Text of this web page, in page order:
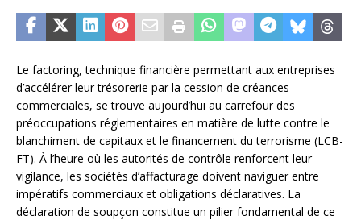
Le factoring, technique financière permettant aux entreprises
d’accélérer leur trésorerie par la cession de créances
commerciales, se trouve aujourd’hui au carrefour des
préoccupations réglementaires en matière de lutte contre le
blanchiment de capitaux et le financement du terrorisme (LCB-
FT). À l’heure où les autorités de contrôle renforcent leur
vigilance, les sociétés d’affacturage doivent naviguer entre
impératifs commerciaux et obligations déclaratives. La
déclaration de soupçon constitue un pilier fondamental de ce